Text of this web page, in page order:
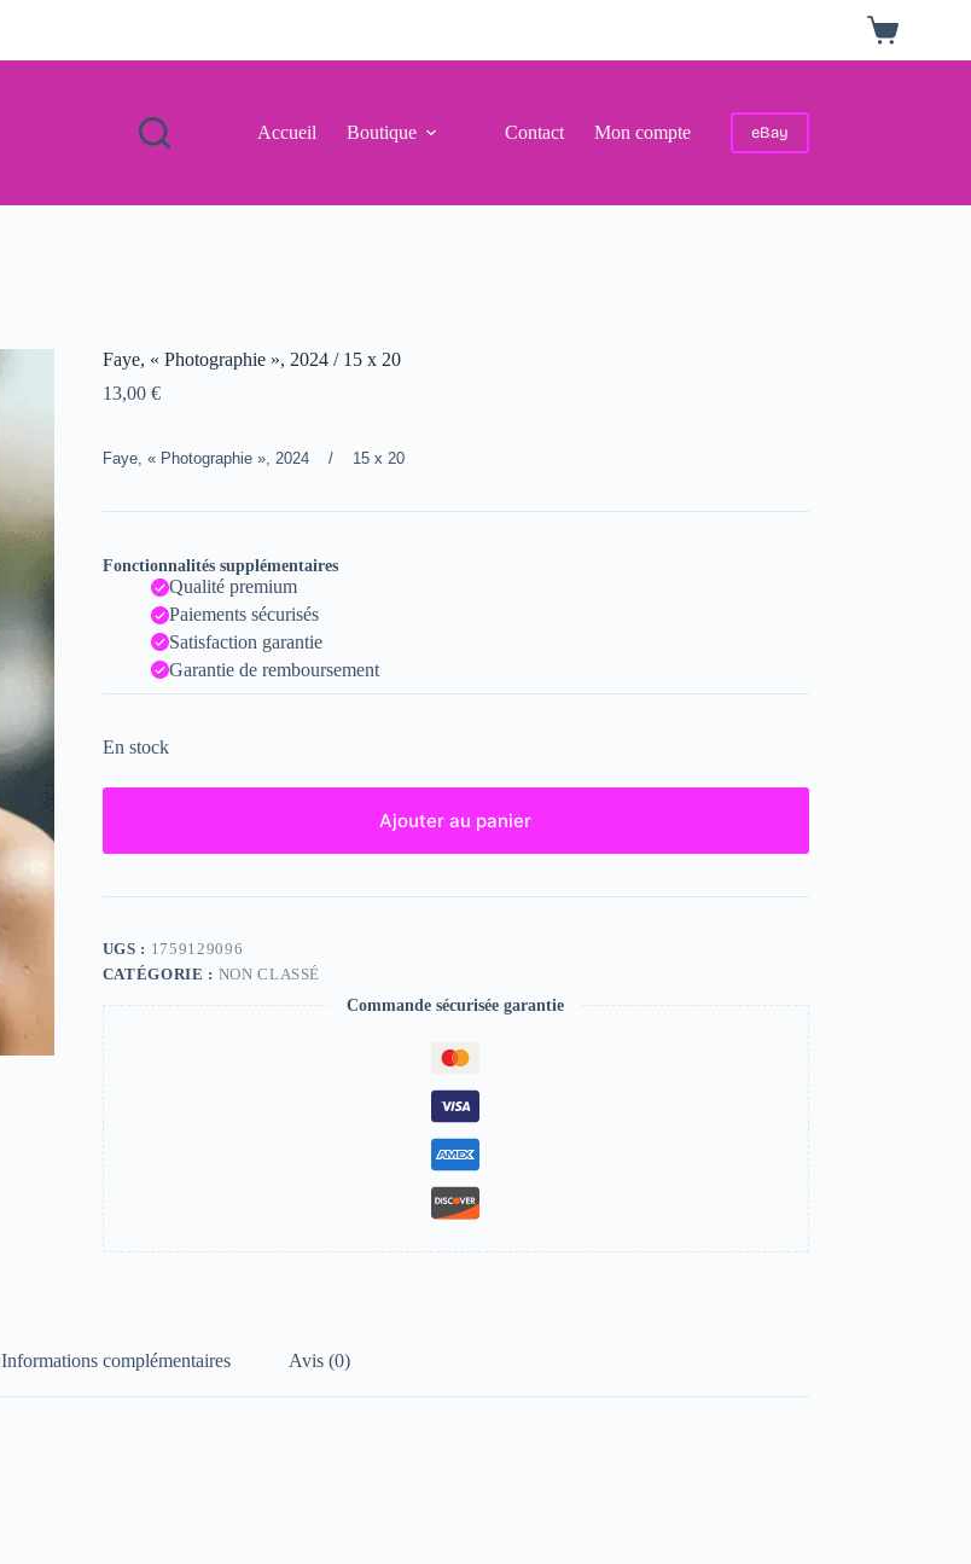
Panier
d’achat
Accueil Boutique Contact Mon compte eBay
Faye, « Photographie », 2024 / 15 x 20
13,00 €
Faye, « Photographie », 2024 / 15 x 20
Fonctionnalités supplémentaires
Qualité premium
Paiements sécurisés
Satisfaction garantie
Garantie de remboursement
En stock
Ajouter au panier
UGS : 1759129096
CATÉGORIE : NON CLASSÉ
Commande sécurisée garantie
Informations complémentaires Avis (0)